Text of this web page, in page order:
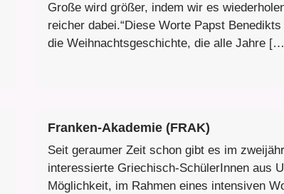
Große wird größer, indem wir es
reicher dabei.“Diese Worte Papst
die Weihnachtsgeschichte, die alle Jahre
Franken-Akademie (FRAK)
Seit geraumer Zeit schon gibt es im
interessierte Griechisch-SchülerInnen aus
Möglichkeit, im Rahmen eines intensiven